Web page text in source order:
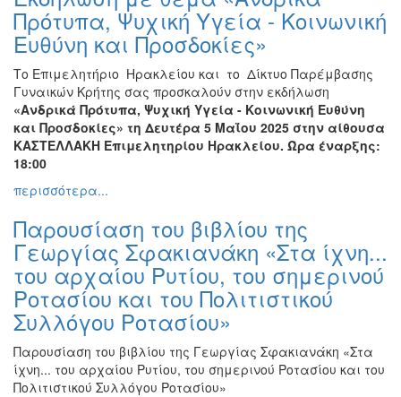
Πρότυπα, Ψυχική Υγεία - Κοινωνική
Ευθύνη και Προσδοκίες»
Το Επιμελητήριο Ηρακλείου και το Δίκτυο Παρέμβασης
Γυναικών Κρήτης σας προσκαλούν στην εκδήλωση
«Ανδρικά Πρότυπα, Ψυχική Υγεία - Κοινωνική Ευθύνη
και Προσδοκίες» τη Δευτέρα 5 Μαΐου 2025 στην αίθουσα
ΚΑΣΤΕΛΛΑΚΗ Επιμελητηρίου Ηρακλείου. Ώρα έναρξης:
18:00
περισσότερα...
Παρουσίαση του βιβλίου της
Γεωργίας Σφακιανάκη «Στα ίχνη...
του αρχαίου Ρυτίου, του σημερινού
Ροτασίου και του Πολιτιστικού
Συλλόγου Ροτασίου»
Παρουσίαση του βιβλίου της Γεωργίας Σφακιανάκη «Στα
ίχνη... του αρχαίου Ρυτίου, του σημερινού Ροτασίου και του
Πολιτιστικού Συλλόγου Ροτασίου»